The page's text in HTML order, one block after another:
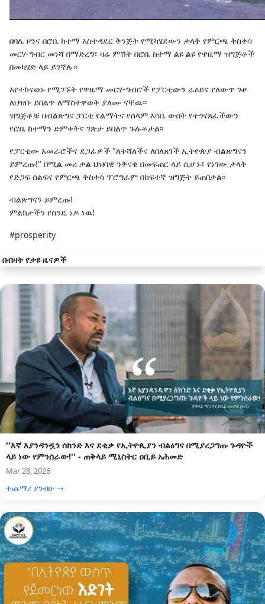
በባሌ ዞንና በሮቤ ከተማ አስተዳደር ቅንጅት የሚካሄደውን ታላቅ የምርጫ ቅስቀሳ
መርሃ-ግብር መነሻ በማድረግ፣ ዛሬ ምሽት በሮቤ ከተማ ልዩ ልዩ የዋዜማ ዝግጅቶች
በመካሄድ ላይ ይገኛሉ።
እየተከናወኑ የሚገኙት የዋዜማ መርሃ-ግብሮች የፓርቲውን ራዕይና የለውጥ ጉዞ
ለህዝቡ ይበልጥ ለማስተዋወቅ ያለሙ ናቸዉ።
ዝግጅቶቹ በብልጽግና ፓርቲ የልማትና የሰላም እሳቤ ውበት የተጎናጸፈችውን
የሮቤ ከተማን ድምቀትና ገጽታ ይበልጥ ጉሉቶታል፡፡
የፓርቲው አመራሮችና ደጋፊዎች "ለተሻለችና ለበለጸገች ኢትዮጵያ ብልጽግናን
ይምረጡ!" በሚል መሪ ቃል ህዝባዊ ንቅናቄ በመፍጠር ላይ ሲሆኑ፣ የነገው ታላቅ
የድጋፍ ሰልፍና የምርጫ ቅስቀሳ ፕሮግራም በከፍተኛ ዝግጅት ይጠበቃል፡፡
ብልጽግናን ይምረጡ!
ምልክታችን የስንዴ ነዶ ነዉ!
#prosperity
በብዛት የታዩ ዜናዎች
''እኛ እያንዳንዷን ሰከንድ እና ደቂቃ የኢትዮጲያን ብልፅግና በሚያረጋግጡ ጉዳዮች
ላይ ነው የምንሰራው!'' - ጠቅላይ ሚኒስትር ዐቢይ አሕመድ
Mar 28, 2026
ተጨማሪ ያንብቡ →